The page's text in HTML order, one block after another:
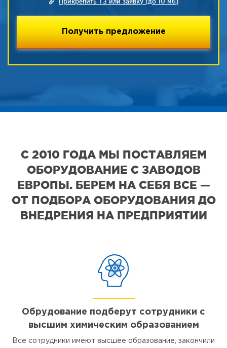
С 2010 ГОДА МЫ ПОСТАВЛЯЕМ
ОБОРУДОВАНИЕ С ЗАВОДОВ
ЕВРОПЫ. БЕРЕМ НА СЕБЯ ВСЕ —
ОТ ПОДБОРА ОБОРУДОВАНИЯ ДО
ВНЕДРЕНИЯ НА ПРЕДПРИЯТИИ
Обрудование подберут сотрудники с
высшим химическим образованием
Все сотрудники имеют высшее образование, закончили